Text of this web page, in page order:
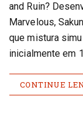
and Ruin?
Marvelous,
que mistura
inicialmente em
CONTINUE